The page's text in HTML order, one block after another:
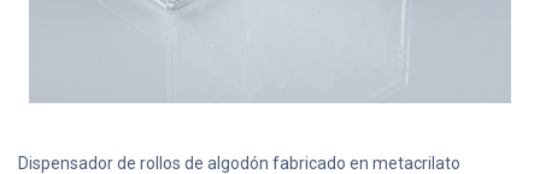
Dispensador de rollos de algodón fabricado en metacrilato